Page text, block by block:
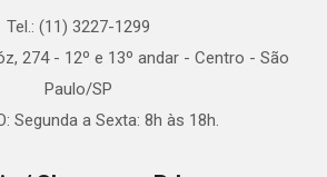
Tel.: (11) 3227-1299
274 - 12º e 13º andar - Centro - São
Paulo/SP
Segunda a Sexta: 8h às 18h.